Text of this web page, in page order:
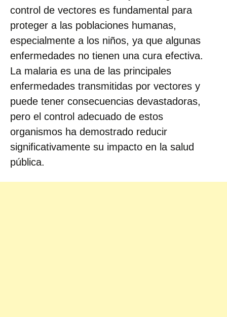
control de vectores es fundamental para
proteger a las poblaciones humanas,
especialmente a los niños, ya que algunas
enfermedades no tienen una cura efectiva.
La malaria es una de las principales
enfermedades transmitidas por vectores y
puede tener consecuencias devastadoras,
pero el control adecuado de estos
organismos ha demostrado reducir
significativamente su impacto en la salud
pública.